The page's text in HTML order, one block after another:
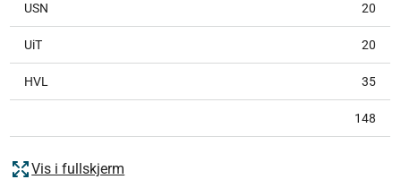
USN 20
UiT 20
HVL 35
148
Vis i fullskjerm